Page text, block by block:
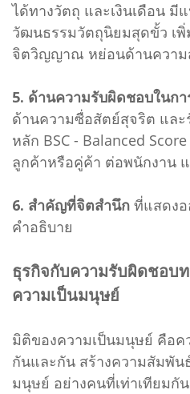
ได้ทางวัตถุ และเงินเดือน มี
วัฒนธรรมวัตถุนิยมสุดขั้ว เ
จิตวิญญาณ หย่อนด้านความ
5. ด้านความรับผิดชอบในก
ด้านความซื่อสัตย์สุจริต แล
หลัก BSC - Balanced
ลูกค้าหรือคู่ค้า ต่อพนักงาน
6. สำคัญที่จิตสำนึก ที่แสดง
คำอธิบาย
ธุรกิจกับความรับผิดชอบ
ความเป็นมนุษย์
มิติของความเป็นมนุษย์ คือค
กันและกัน สร้างความสัมพั
มนุษย์ อย่างคนที่เท่าเทียมกั